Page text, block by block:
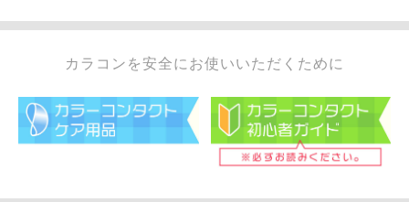
カラコンを安全にお使いいただくために